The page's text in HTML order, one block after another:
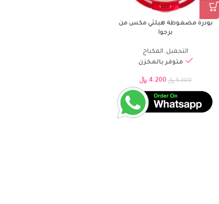
بودرة مضغوطة هيلثي مكس من
برجوا
التجميل, المكياج
متوفر بالمخزن
5.300 ﷼ 4.200 ﷼